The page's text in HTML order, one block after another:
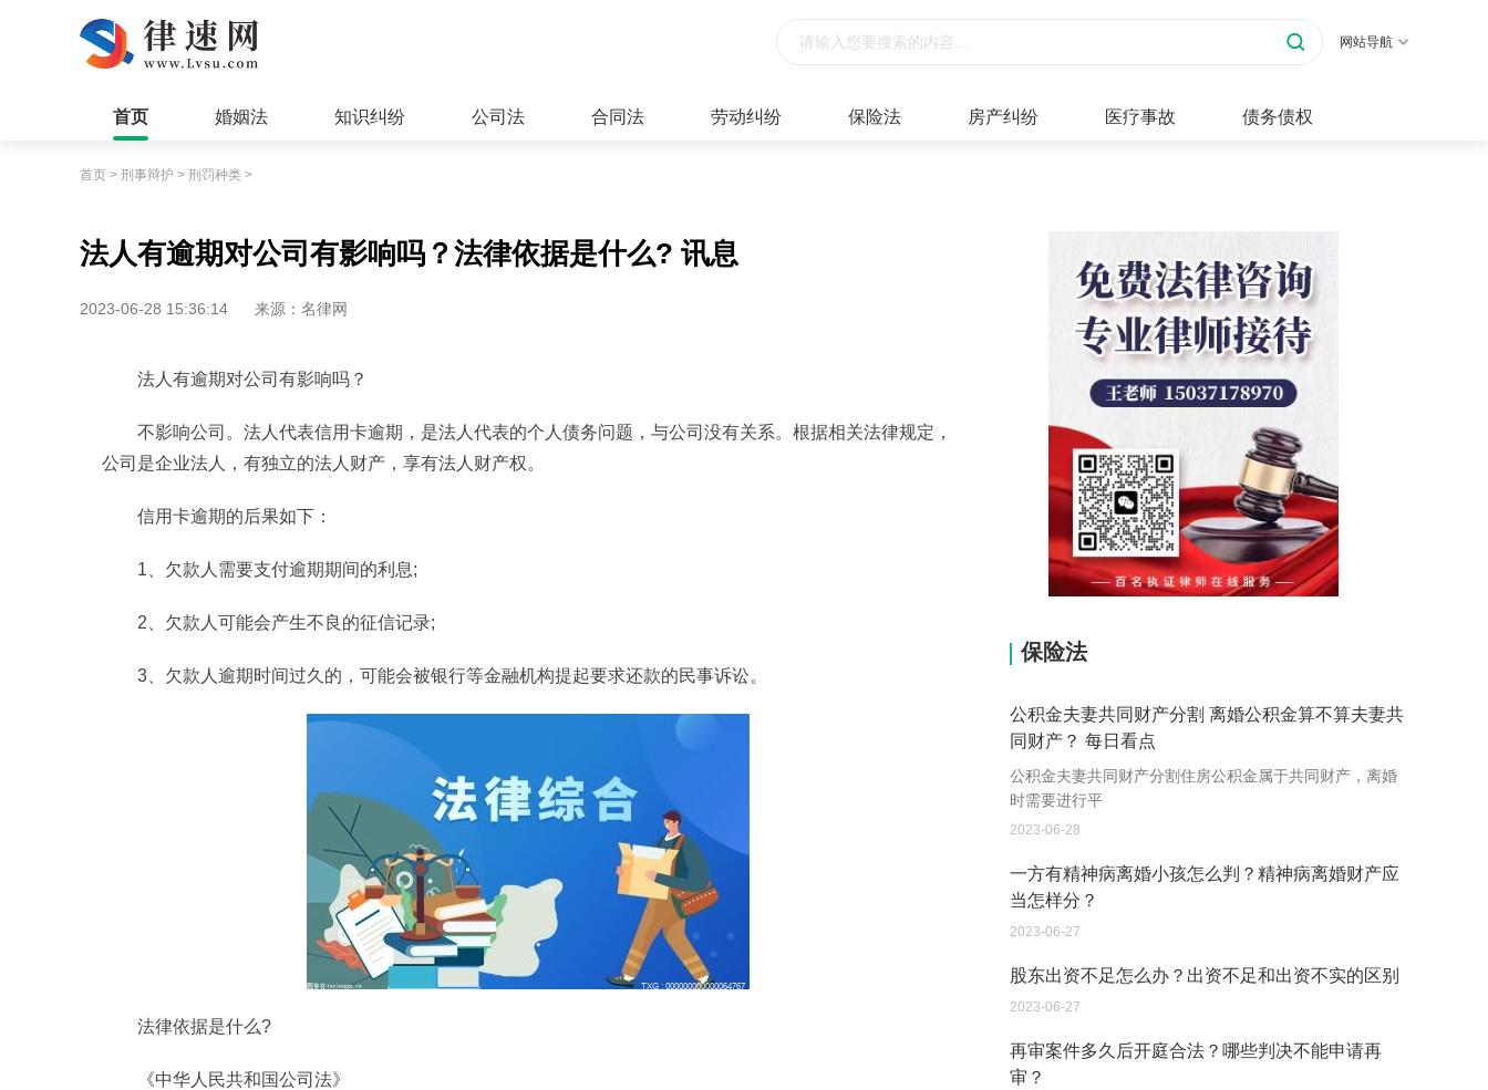
网站导航
首页 婚姻法 知识纠纷 公司法 合同法 劳动纠纷 保险法 房产纠纷 医疗事故 债务债权
首页 > 刑事辩护 > 刑罚种类 >
法人有逾期对公司有影响吗？法律依据是什么? 讯息
2023-06-28 15:36:14 来源：名律网
法人有逾期对公司有影响吗？
不影响公司。法人代表信用卡逾期，是法人代表的个人债务问题，与公司没有关系。根据相关法律规定，
公司是企业法人，有独立的法人财产，享有法人财产权。
信用卡逾期的后果如下：
1、欠款人需要支付逾期期间的利息;
2、欠款人可能会产生不良的征信记录;
3、欠款人逾期时间过久的，可能会被银行等金融机构提起要求还款的民事诉讼。
法律依据是什么?
《中华人民共和国公司法》
保险法
公积金夫妻共同财产分割 离婚公积金算不算夫妻共
同财产？ 每日看点
公积金夫妻共同财产分割住房公积金属于共同财产，离婚
时需要进行平
2023-06-28
一方有精神病离婚小孩怎么判？精神病离婚财产应
当怎样分？
2023-06-27
股东出资不足怎么办？出资不足和出资不实的区别
2023-06-27
再审案件多久后开庭合法？哪些判决不能申请再
审？